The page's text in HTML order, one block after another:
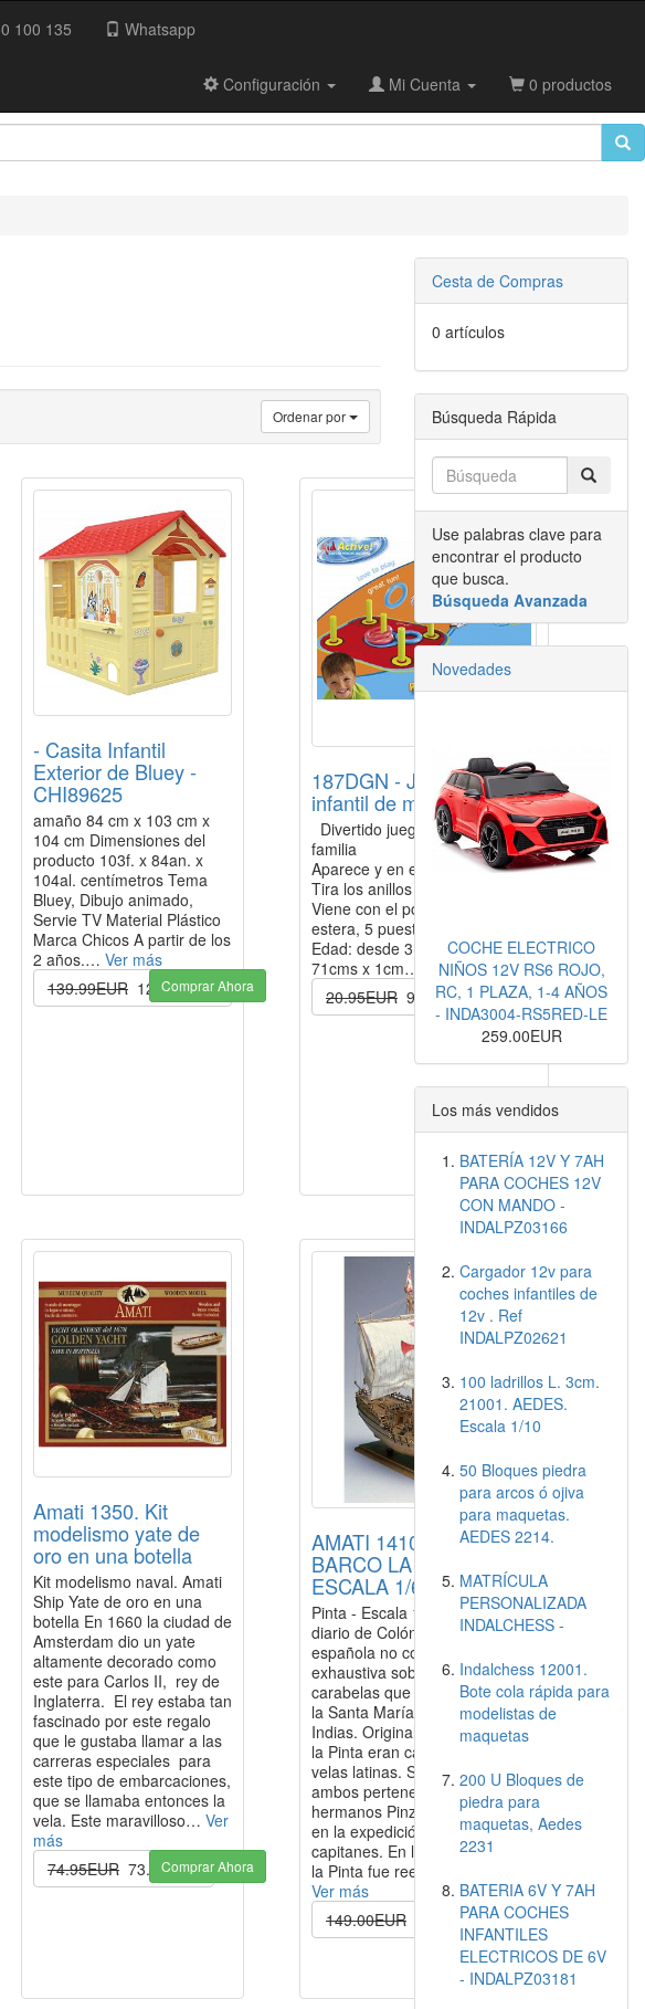
100 135 Whatsapp
Configuración Mi Cuenta 0 productos
Ordenar por
- Casita Infantil
Exterior de Bluey -
CHI89625
amaño 84 cm x 103 cm x
104 cm Dimensiones del
producto 103f. x 84an. x
104al. centímetros Tema
Bluey, Dibujo animado,
Servie TV Material Plástico
Marca Chicos A partir de los
2 años.… Ver más
139.99EUR 129.99EUR
Comprar Ahora
187DGN - Juego de aros
infantil de material textil
Divertido juego para toda la
familia
Aparece y en el segundo
Tira los anillos sobre los postes
Viene con el pop fuera de juego
estera, 5 puestos y 6 anillos
Edad: desde 3 años + 61cms x
71cms x 1cm…
Ver más
20.95EUR 9.99EURComprar Ahora
Amati 1350. Kit
modelismo yate de
oro en una botella
Kit modelismo naval. Amati
Ship Yate de oro en una
botella En 1660 la ciudad de
Amsterdam dio un yate
altamente decorado como
este para Carlos II, rey de
Inglaterra. El rey estaba tan
fascinado por este regalo
que le gustaba llamar a las
carreras especiales para
este tipo de embarcaciones,
que se llamaba entonces la
vela. Este maravilloso… Ver
más
74.95EUR 73.99EUR
Comprar Ahora
AMATI 1410. KIT
BARCO LA PINTA.
ESCALA 1/65
Pinta - Escala 1:65 Fuera del
diario de Colón, la literatura
española no como "información
exhaustiva sobre las dos
carabelas que acompañaron a
la Santa María a las
Indias. Originalmente, la Niña y
la Pinta eran carabelas con
velas latinas. Se sabe que
ambos pertenecían a los
hermanos Pinzón participantes
en la expedición como
capitanes. En las Islas Canarias
la Pinta fue reestructurado…
Ver más
149.00EUR
139.00EURComprar Ahora
Cesta de Compras
0 artículos
Búsqueda Rápida
Use palabras clave para
encontrar el producto
que busca.
Búsqueda Avanzada
Novedades
COCHE ELECTRICO
NIÑOS 12V RS6 ROJO,
RC, 1 PLAZA, 1-4 AÑOS
- INDA3004-RS5RED-LE
259.00EUR
Los más vendidos
BATERÍA 12V Y 7AH
PARA COCHES 12V
CON MANDO -
INDALPZ03166
Cargador 12v para
coches infantiles de
12v . Ref
INDALPZ02621
100 ladrillos L. 3cm.
21001. AEDES.
Escala 1/10
50 Bloques piedra
para arcos ó ojiva
para maquetas.
AEDES 2214.
MATRÍCULA
PERSONALIZADA
INDALCHESS -
Indalchess 12001.
Bote cola rápida para
modelistas de
maquetas
200 U Bloques de
piedra para
maquetas, Aedes
2231
BATERIA 6V Y 7AH
PARA COCHES
INFANTILES
ELECTRICOS DE 6V
- INDALPZ03181